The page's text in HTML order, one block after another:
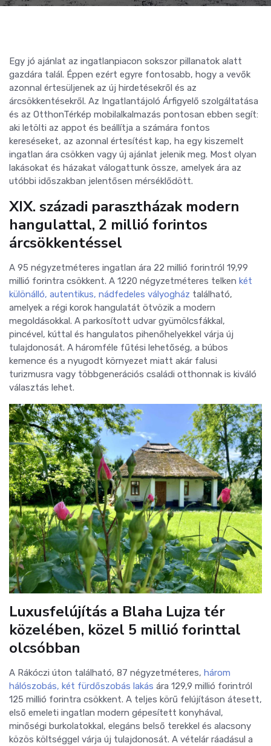
Egy jó ajánlat az ingatlanpiacon sokszor pillanatok alatt
gazdára talál. Éppen ezért egyre fontosabb, hogy a vevők
azonnal értesüljenek az új hirdetésekről és az
árcsökkentésekről. Az Ingatlantájoló Árfigyelő szolgáltatása
és az OtthonTérkép mobilalkalmazás pontosan ebben segít:
aki letölti az appot és beállítja a számára fontos
kereséseket, az azonnal értesítést kap, ha egy kiszemelt
ingatlan ára csökken vagy új ajánlat jelenik meg. Most olyan
lakásokat és házakat válogattunk össze, amelyek ára az
utóbbi időszakban jelentősen mérséklődött.
XIX. századi parasztházak modern
hangulattal, 2 millió forintos
árcsökkentéssel
A 95 négyzetméteres ingatlan ára 22 millió forintról 19,99
millió forintra csökkent. A 1220 négyzetméteres telken két
különálló, autentikus, nádfedeles vályogház található,
amelyek a régi korok hangulatát ötvözik a modern
megoldásokkal. A parkosított udvar gyümölcsfákkal,
pincével, kúttal és hangulatos pihenőhelyekkel várja új
tulajdonosát. A háromféle fűtési lehetőség, a búbos
kemence és a nyugodt környezet miatt akár falusi
turizmusra vagy többgenerációs családi otthonnak is kiváló
választás lehet.
Luxusfelújítás a Blaha Lujza tér
közelében, közel 5 millió forinttal
olcsóbban
A Rákóczi úton található, 87 négyzetméteres, három
hálószobás, két fürdőszobás lakás ára 129,9 millió forintról
125 millió forintra csökkent. A teljes körű felújításon átesett,
első emeleti ingatlan modern gépesített konyhával,
minőségi burkolatokkal, elegáns belső terekkel és alacsony
közös költséggel várja új tulajdonosát. A vételár ráadásul a